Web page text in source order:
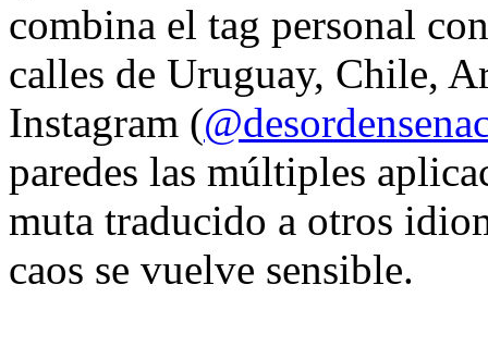
combina el tag personal
calles de Uruguay, Chile,
Instagram (
paredes las múltiples
muta traducido a otros
caos se vuelve sensible.